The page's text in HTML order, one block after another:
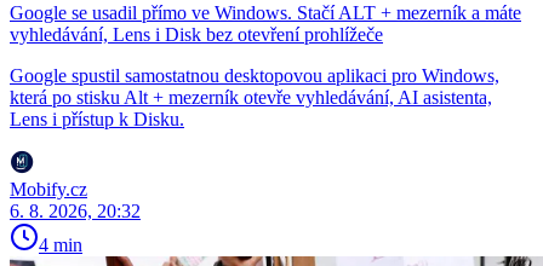
Google se usadil přímo ve Windows. Stačí ALT + mezerník a máte
vyhledávání, Lens i Disk bez otevření prohlížeče
Google spustil samostatnou desktopovou aplikaci pro Windows,
která po stisku Alt + mezerník otevře vyhledávání, AI asistenta,
Lens i přístup k Disku.
Mobify.cz
6. 8. 2026, 20:32
4 min